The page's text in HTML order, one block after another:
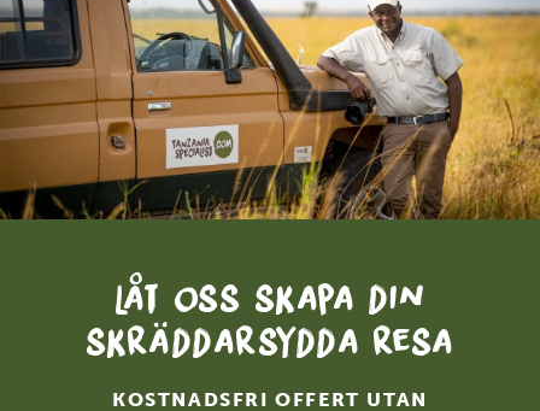
Låt oss skapa din
skräddarsydda resa
KOSTNADSFRI OFFERT UTAN